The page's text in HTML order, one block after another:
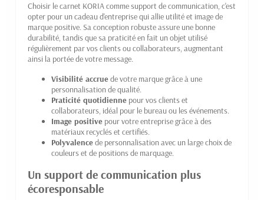
Choisir le carnet KORIA comme support de communication, c'est
opter pour un cadeau d'entreprise qui allie utilité et image de
marque positive. Sa conception robuste assure une bonne
durabilité, tandis que sa praticité en fait un objet utilisé
régulièrement par vos clients ou collaborateurs, augmentant
ainsi la portée de votre message.
Visibilité accruede votre marque grâce à une
personnalisation de qualité.
Praticité quotidienne pour vos clients et
collaborateurs, idéal pour le bureau ou les événements.
Image positive pour votre entreprise grâce à des
matériaux recyclés et certifiés.
Polyvalencede personnalisation avec un large choix de
couleurs et de positions de marquage.
Un support de communication plus
écoresponsable